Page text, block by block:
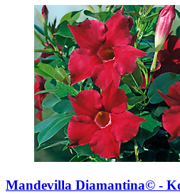
Mandevilla Diamantina© -